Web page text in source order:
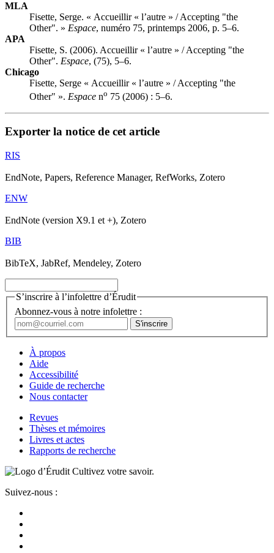
MLA
Fisette, Serge. « Accueillir « l’autre » / Accepting "the
Other". » Espace, numéro 75, printemps 2006, p. 5–6.
APA
Fisette, S. (2006). Accueillir « l’autre » / Accepting "the
Other". Espace, (75), 5–6.
Chicago
Fisette, Serge « Accueillir « l’autre » / Accepting "the
Other" ». Espace no 75 (2006) : 5–6.
Exporter la notice de cet article
RIS
EndNote, Papers, Reference Manager, RefWorks, Zotero
ENW
EndNote (version X9.1 et +), Zotero
BIB
BibTeX, JabRef, Mendeley, Zotero
S’inscrire à l’infolettre d’Érudit
Abonnez-vous à notre infolettre :
À propos
Aide
Accessibilité
Guide de recherche
Nous contacter
Revues
Thèses et mémoires
Livres et actes
Rapports de recherche
Cultivez votre savoir.
Suivez-nous :